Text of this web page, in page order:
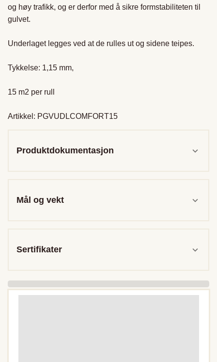
og høy trafikk, og er derfor med å sikre formstabiliteten til
gulvet.
Underlaget legges ved at de rulles ut og sidene teipes.
Tykkelse: 1,15 mm,
15 m2 per rull
Artikkel: PGVUDLCOMFORT15
Produktdokumentasjon
Mål og vekt
Sertifikater